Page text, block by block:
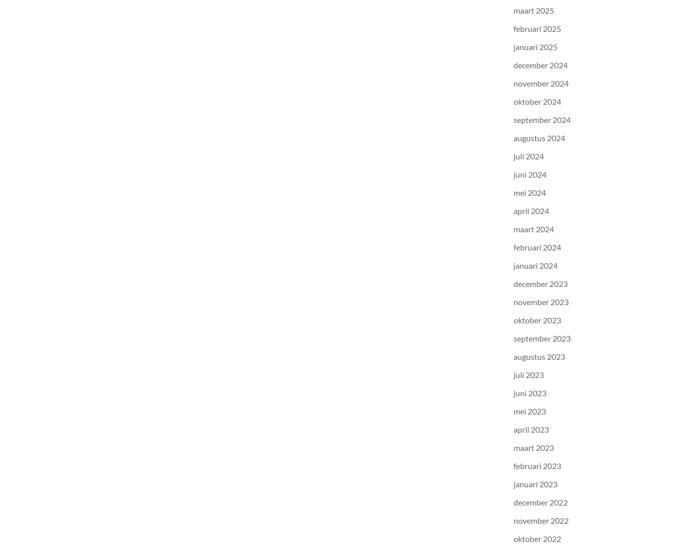
maart 2025
februari 2025
januari 2025
december 2024
november 2024
oktober 2024
september 2024
augustus 2024
juli 2024
juni 2024
mei 2024
april 2024
maart 2024
februari 2024
januari 2024
december 2023
november 2023
oktober 2023
september 2023
augustus 2023
juli 2023
juni 2023
mei 2023
april 2023
maart 2023
februari 2023
januari 2023
december 2022
november 2022
oktober 2022